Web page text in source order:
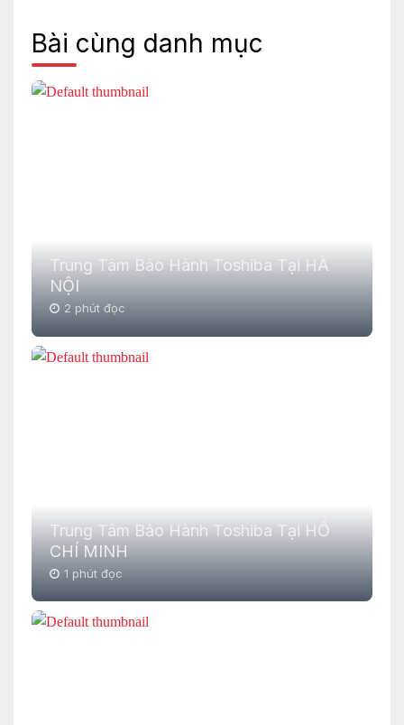
Bài cùng danh mục
Trung Tâm Bảo Hành Toshiba Tại HÀ
NỘI
2 phút đọc
Trung Tâm Bảo Hành Toshiba Tại HỒ
CHÍ MINH
1 phút đọc